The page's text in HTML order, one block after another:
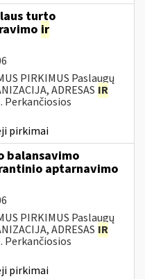
turto
ir
PIRKIMUS Paslaugų
ADRESAS IR
Perkančiosios
pirkimai
balansavimo
aptarnavimo
PIRKIMUS Paslaugų
ADRESAS IR
Perkančiosios
pirkimai